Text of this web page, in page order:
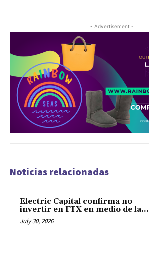
- Advertisement -
Noticias relacionadas
Electric Capital confirma no
invertir en FTX en medio de la...
July 30, 2026